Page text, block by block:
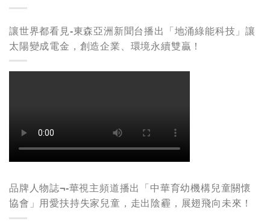
讓世界都看見-東森亞洲新聞台播出「地涌綠能科技」讓
太陽變成電金，創造企業、環境永續雙贏！
品牌人物誌¬-華視主頻道播出「中華育幼機構兒童關懷
協會」用愛扶持失家兒童，走出陰霾，展翅飛向未來！